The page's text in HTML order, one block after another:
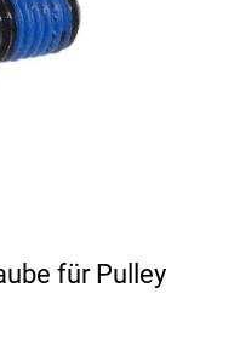
für Pulley